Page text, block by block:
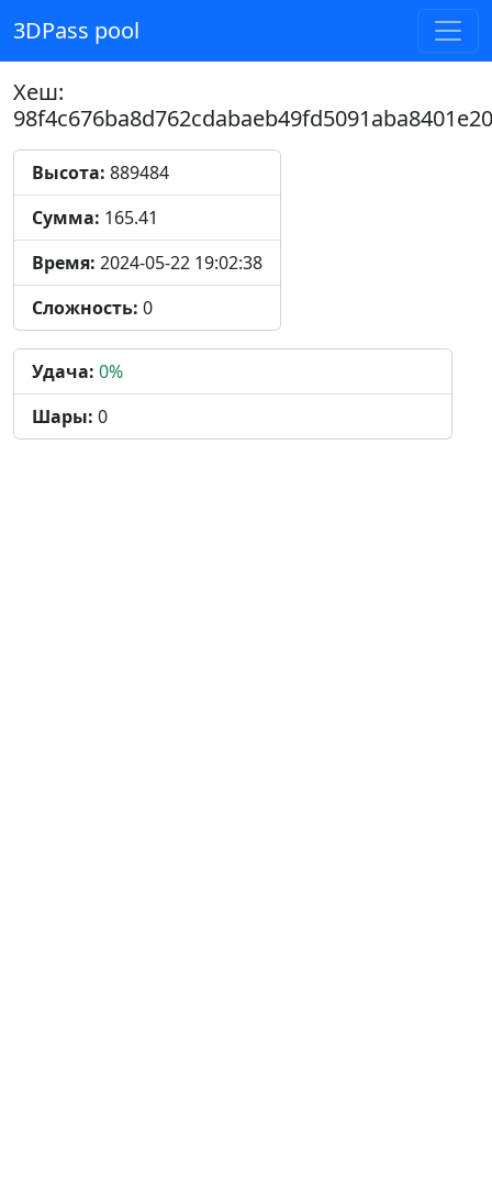
3DPass pool
Хеш:
Высота: 889484
Сумма: 165.41
Время: 2024-05-22 19:02:38
Сложность: 0
Удача: 0%
Шары: 0